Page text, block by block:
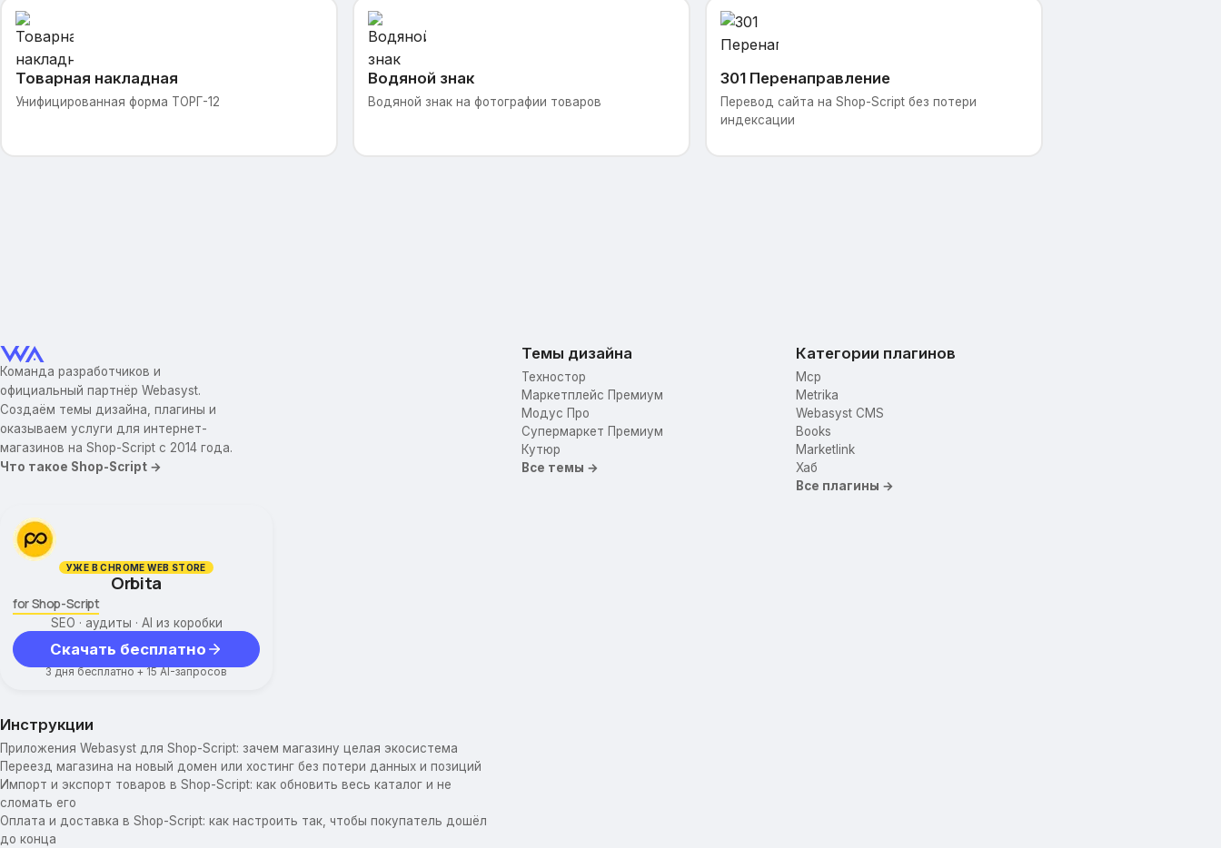
Товарная накладная
Унифицированная форма ТОРГ-12
Водяной знак
Водяной знак на фотографии товаров
301 Перенаправление
Перевод сайта на Shop-Script без потери
индексации
Команда разработчиков и
официальный партнёр Webasyst.
Создаём темы дизайна, плагины и
оказываем услуги для интернет-
магазинов на Shop-Script с 2014 года.
Что такое Shop-Script →
УЖЕ В CHROME WEB STORE
Orbita
for Shop-Script
SEO · аудиты · AI из коробки
Скачать бесплатно
3 дня бесплатно + 15 AI-запросов
Темы дизайна
Техностор
Маркетплейс Премиум
Модус Про
Супермаркет Премиум
Кутюр
Все темы →
Категории плагинов
Mcp
Metrika
Webasyst CMS
Books
Marketlink
Хаб
Все плагины →
Инструкции
Приложения Webasyst для Shop-Script: зачем магазину целая экосистема
Переезд магазина на новый домен или хостинг без потери данных и позиций
Импорт и экспорт товаров в Shop-Script: как обновить весь каталог и не
сломать его
Оплата и доставка в Shop-Script: как настроить так, чтобы покупатель дошёл
до конца